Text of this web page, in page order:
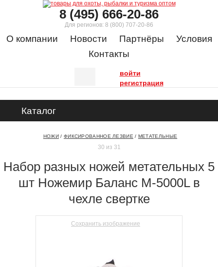
8 (495) 666-20-86
Для регионов: 8 (800) 707-20-86
О компании Новости Партнёры
Условия
Контакты
войти
регистрация
Каталог
НОЖИ / ФИКСИРОВАННОЕ ЛЕЗВИЕ / МЕТАТЕЛЬНЫЕ
30 из 31
Набор разных ножей метательных 5
шт Ножемир Баланс M-5000L в
чехле свертке
Сохранить изображение